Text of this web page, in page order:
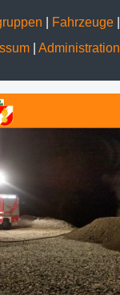
Fahrzeuge
Administration